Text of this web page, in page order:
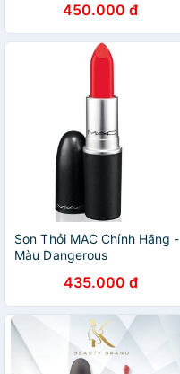
450.000 đ
Son Thỏi MAC Chính Hãng -
Màu Dangerous
435.000 đ